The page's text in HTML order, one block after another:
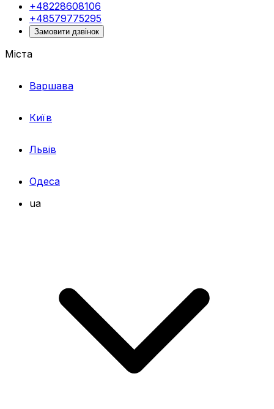
+48228608106
+48579775295
Замовити дзвінок
Міста
Варшава
Київ
Львів
Одеса
ua